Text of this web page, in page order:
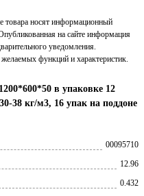
в упаковке 12
38 кг/м3, 16 упак на поддоне
00095710
12.96
0.432
товара носят информационный
на сайте информация
уведомления.
функций и характеристик.